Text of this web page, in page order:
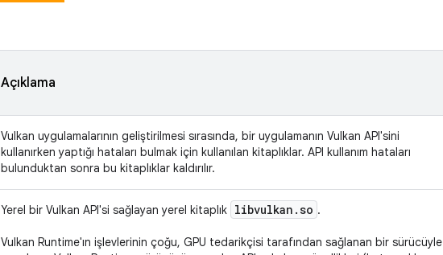
Açıklama
Vulkan uygulamalarının geliştirilmesi sırasında, bir uygulamanın Vulkan API'sini
kullanırken yaptığı hataları bulmak için kullanılan kitaplıklar. API kullanım hataları
bulunduktan sonra bu kitaplıklar kaldırılır.
Yerel bir Vulkan API'si sağlayan yerel kitaplık libvulkan .so .
Vulkan Runtime'ın işlevlerinin çoğu, GPU tedarikçisi tarafından sağlanan bir sürücüyle